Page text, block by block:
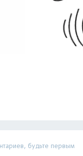
будьте первым